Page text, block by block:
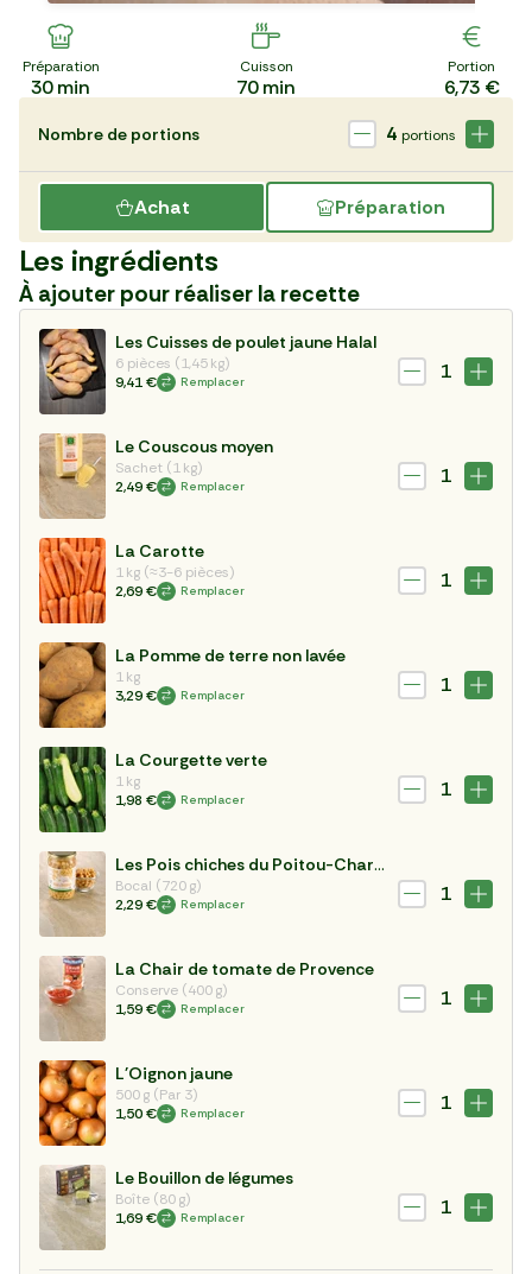
Préparation
30min
Cuisson
70min
Portion
6,73 €
Achat Préparation
Nombre de portions 4 portions
Les ingrédients
À ajouter pour réaliser la recette
Les Cuisses de poulet jaune Halal
6 pièces (1,45 kg)
9,41 €
Remplacer 1
Le Couscous moyen
Sachet (1 kg)
2,49 €
Remplacer 1
La Carotte
1 kg (≈3-6 pièces)
2,69 €
Remplacer 1
La Pomme de terre non lavée
1 kg
3,29 €
Remplacer 1
La Courgette verte
1 kg
1,98 €
Remplacer 1
Les Pois chiches du Poitou-Charentes
Bocal (720 g)
2,29 €
Remplacer 1
La Chair de tomate de Provence
Conserve (400 g)
1,59 €
Remplacer 1
L'Oignon jaune
500 g (Par 3)
1,50 €
Remplacer 1
Le Bouillon de légumes
Boîte (80 g)
1,69 €
Remplacer 1